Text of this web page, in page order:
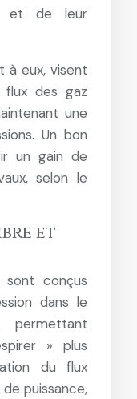
et de leur
à eux, visent
des gaz
une
Un bon
un gain de
selon le
et
conçus
dans le
permettant
» plus
du flux
puissance,